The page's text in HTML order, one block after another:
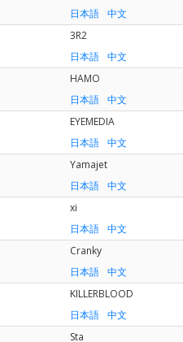
日本語
中文
3R2
日本語
中文
HAMO
日本語
中文
EYEMEDIA
日本語
中文
Yamajet
日本語
中文
xi
日本語
中文
Cranky
日本語
中文
KILLERBLOOD
日本語
中文
Sta